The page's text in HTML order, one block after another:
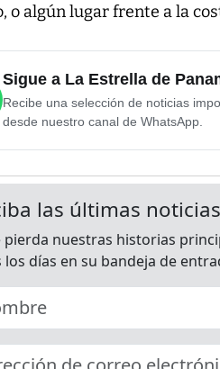
o algún lugar frente a la
Sigue a La Estrella de
Recibe una selección de noticias
desde nuestro canal de WhatsApp.